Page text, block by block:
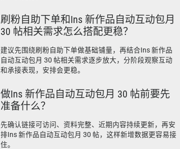
刷粉自助下单和Ins 新作品自动互动包月
30 帖相关需求怎么搭配更稳？
建议先围绕刷粉自助下单做基础铺量，再结合Ins 新作品
自动互动包月 30 帖相关需求逐步放大，分阶段观察互动
和承接表现，安排会更稳。
做Ins 新作品自动互动包月 30 帖前要先
准备什么？
先确认链接可访问、资料完整、近期内容持续更新，再安
排Ins 新作品自动互动包月 30 帖，这样新增数据更容易接
住。